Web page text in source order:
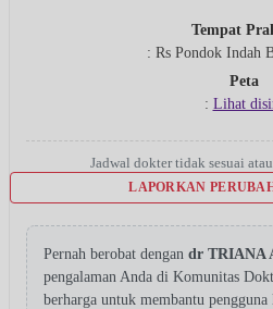
Tempat
: Rs Pondok Indah
Peta
: Lihat
Jadwal dokter tidak sesuai
LAPORKAN
Pernah berobat dengan dr TRIANA
pengalaman Anda di Komunitas
berharga untuk membantu